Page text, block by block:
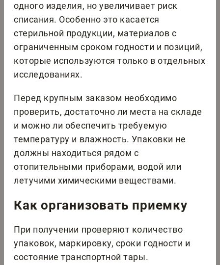
одного изделия, но увеличивает риск
списания. Особенно это касается
стерильной продукции, материалов с
ограниченным сроком годности и позиций,
которые используются только в отдельных
исследованиях.
Перед крупным заказом необходимо
проверить, достаточно ли места на складе
и можно ли обеспечить требуемую
температуру и влажность. Упаковки не
должны находиться рядом с
отопительными приборами, водой или
летучими химическими веществами.
Как организовать приемку
При получении проверяют количество
упаковок, маркировку, сроки годности и
состояние транспортной тары.